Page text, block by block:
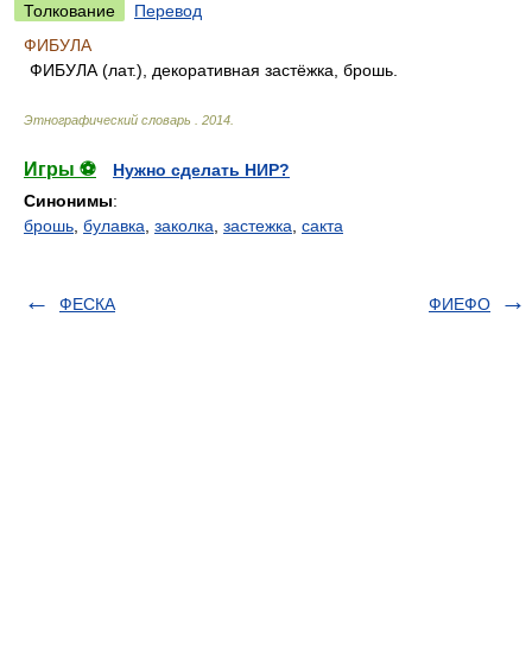
Толкование
Перевод
ФИБУЛА
ФИБУЛА (лат.), декоративная застёжка, брошь.
Этнографический словарь 2014
Игры ⚽
Нужно сделать НИР?
Синонимы:
брошь булавка заколка застежка сакта
ФЕСКА ФИЕФО